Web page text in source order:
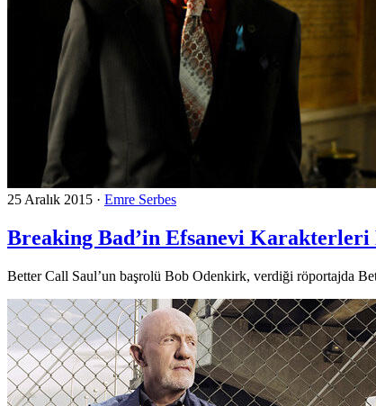
25 Aralık 2015 · Emre Serbes
Breaking Bad’in Efsanevi
Better Call Saul’un başrolü Bob Odenkirk, verdiği röportajda